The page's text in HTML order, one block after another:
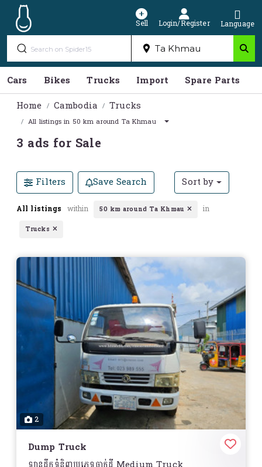
Sell Login/Register Language
Cars Bikes Trucks Import Spare Parts
Home
Cambodia Trucks
All listings in 50 km around Ta Khmau
3 ads for Sale
Filters Save Search Sort by
All listings within 50 km around Ta Khmau in
Trucks
2
Dump Truck